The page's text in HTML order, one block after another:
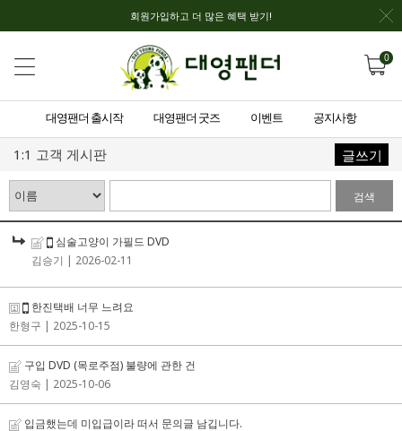
회원가입하고 더 많은 혜택 받기!
0
대영팬더 출시작 대영팬더 굿즈 이벤트 공지사항
1:1 고객 게시판 글쓰기
검색
심술고양이 가필드 DVD
김승기 | 2026-02-11
한진택배 너무 느려요
한형구 | 2025-10-15
구입 DVD (목로주점) 불량에 관한 건
김영숙 | 2025-10-06
입금했는데 미입급이라 떠서 문의글 남깁니다.